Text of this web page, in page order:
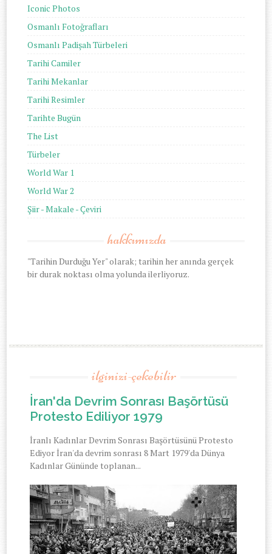
Iconic Photos
Osmanlı Fotoğrafları
Osmanlı Padişah Türbeleri
Tarihi Camiler
Tarihi Mekanlar
Tarihi Resimler
Tarihte Bugün
The List
Türbeler
World War 1
World War 2
Şiir - Makale - Çeviri
hakkımızda
"Tarihin Durduğu Yer" olarak; tarihin her anında gerçek
bir durak noktası olma yolunda ilerliyoruz.
ilginizi-çekebilir
İran'da Devrim Sonrası Başörtüsü
Protesto Ediliyor 1979
İranlı Kadınlar Devrim Sonrası Başörtüsünü Protesto
Ediyor İran'da devrim sonrası 8 Mart 1979'da Dünya
Kadınlar Gününde toplanan...